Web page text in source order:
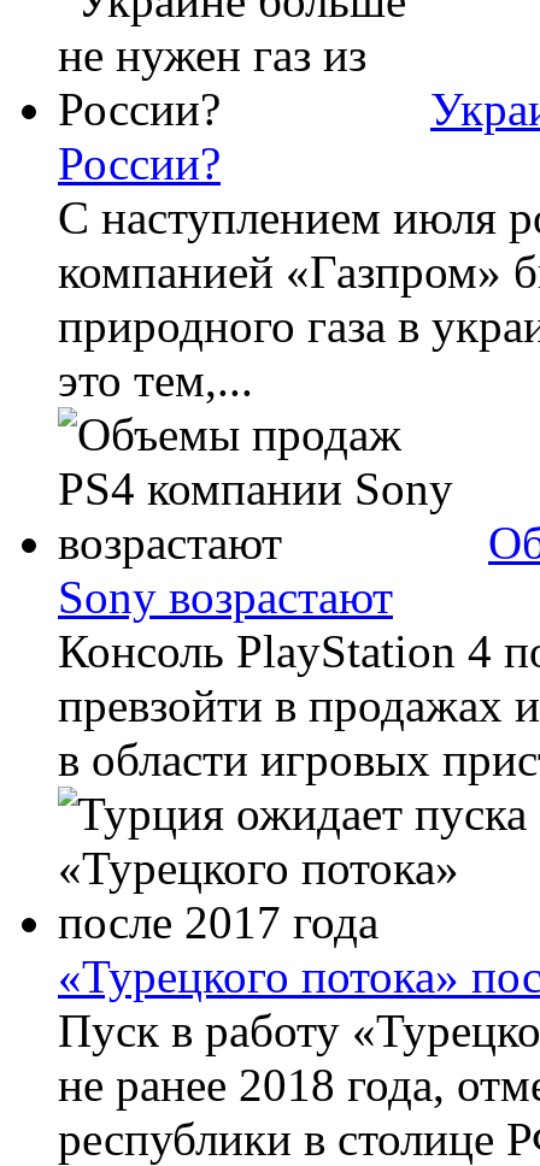
России?
С наступлением июля
компанией «Газпром»
природного газа в
это тем,...
Sony возрастают
Консоль PlayStation 4
превзойти в продажах
в области игровых
«Турецкого потока»
Пуск в работу
не ранее 2018 года,
республики в